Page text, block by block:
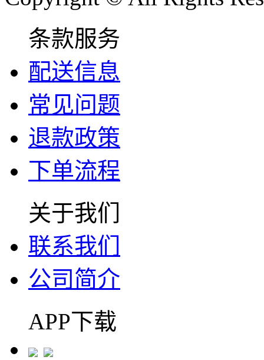
条款服务
配送信息
常见问题
退款政策
下单流程
关于我们
联系我们
公司简介
APP下载